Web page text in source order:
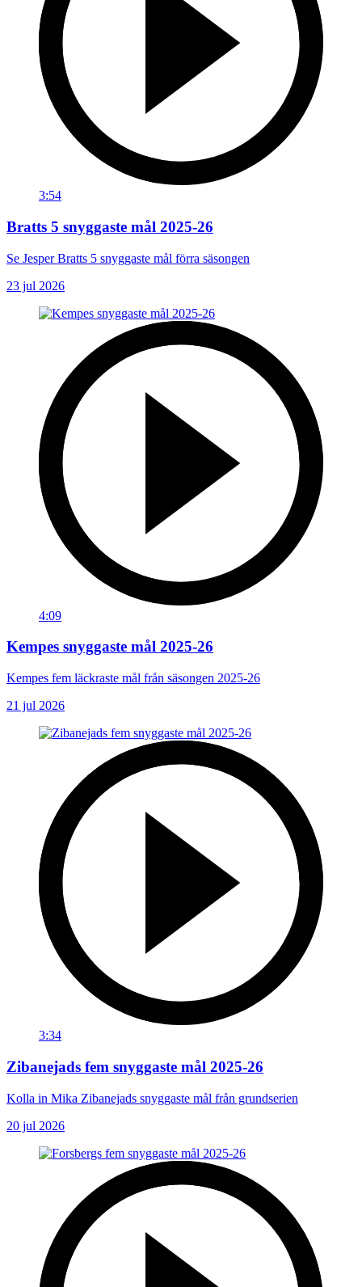
3:54
Bratts 5 snyggaste mål 2025-26
Se Jesper Bratts 5 snyggaste mål förra säsongen
23 jul 2026
4:09
Kempes snyggaste mål 2025-26
Kempes fem läckraste mål från säsongen 2025-26
21 jul 2026
3:34
Zibanejads fem snyggaste mål 2025-26
Kolla in Mika Zibanejads snyggaste mål från grundserien
20 jul 2026